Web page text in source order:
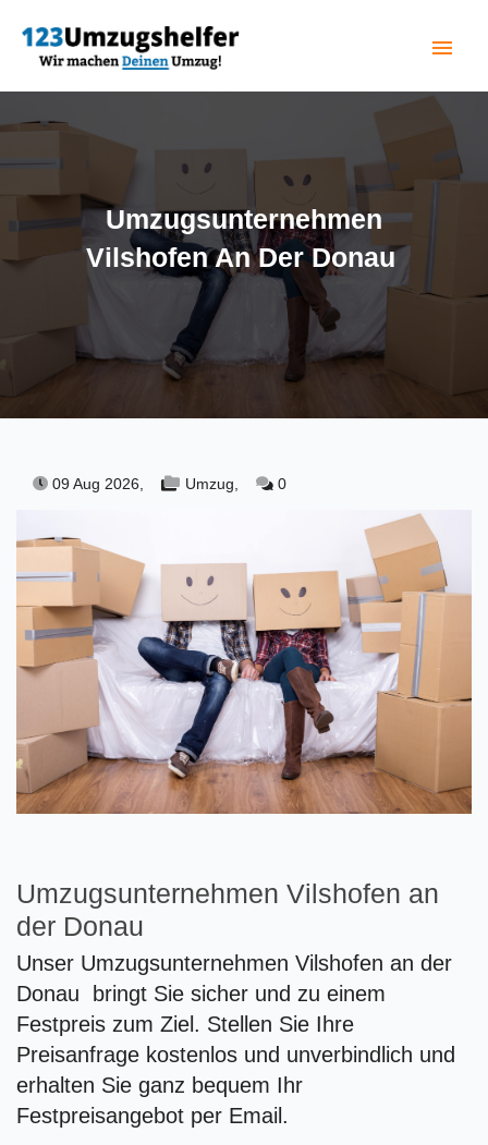
menu
Umzugsunternehmen
Vilshofen An Der Donau
09 Aug 2026, Umzug, 0
Umzugsunternehmen Vilshofen an
der Donau
Unser Umzugsunternehmen Vilshofen an der
Donau bringt Sie sicher und zu einem
Festpreis zum Ziel. Stellen Sie Ihre
Preisanfrage kostenlos und unverbindlich und
erhalten Sie ganz bequem Ihr
Festpreisangebot per Email.